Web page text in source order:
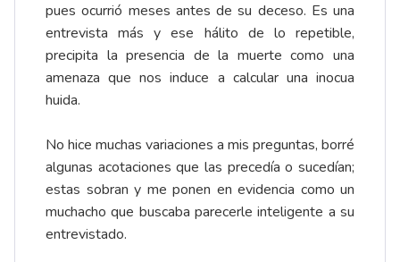
pues ocurrió meses antes de su deceso. Es una
entrevista más y ese hálito de lo repetible,
precipita la presencia de la muerte como una
amenaza que nos induce a calcular una inocua
huida.
No hice muchas variaciones a mis preguntas, borré
algunas acotaciones que las precedía o sucedían;
estas sobran y me ponen en evidencia como un
muchacho que buscaba parecerle inteligente a su
entrevistado.